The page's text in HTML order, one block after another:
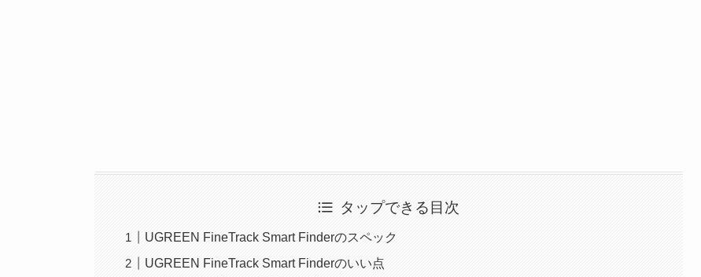
タップできる目次
UGREEN FineTrack Smart Finderのスペック
UGREEN FineTrack Smart Finderのいい点